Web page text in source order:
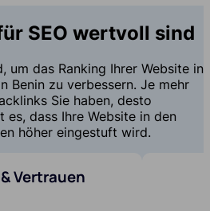
SEO wertvoll sind
um das Ranking Ihrer Website in
Benin zu verbessern. Je mehr
Sie haben, desto
es, dass Ihre Website in den
höher eingestuft wird.
Vertrauen